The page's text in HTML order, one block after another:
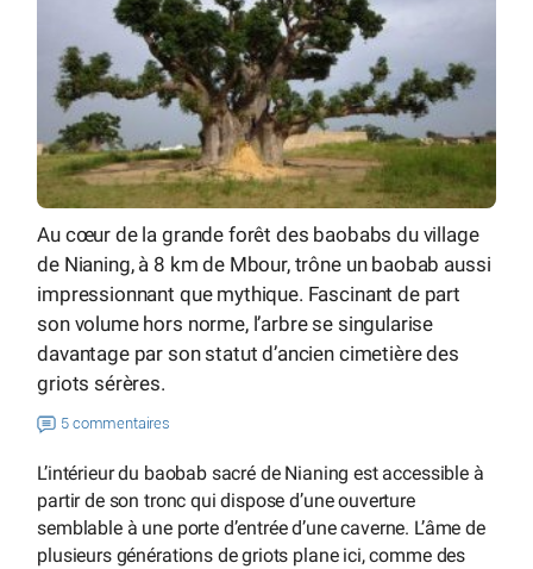
Au cœur de la grande forêt des baobabs du village
de Nianing, à 8 km de Mbour, trône un baobab aussi
impressionnant que mythique. Fascinant de part
son volume hors norme, l’arbre se singularise
davantage par son statut d’ancien cimetière des
griots sérères.
5 commentaires
L’intérieur du baobab sacré de Nianing est accessible à
partir de son tronc qui dispose d’une ouverture
semblable à une porte d’entrée d’une caverne. L’âme de
plusieurs générations de griots plane ici, comme des